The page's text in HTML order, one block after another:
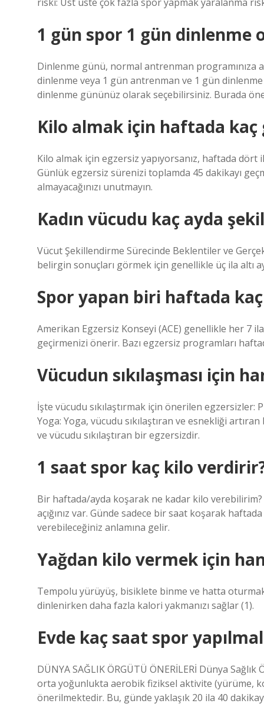
1 gün spor 1 gün dinlenme
Dinlenme günü, normal antrenman
dinlenme veya 1 gün antrenman ve 1 gün
dinlenme gününüz olarak seçebilirsiniz. Burada
Kilo almak için haftada kaç
Kilo almak için egzersiz yapıyorsanız, haftada dört
Günlük egzersiz sürenizi toplamda 45 dakikayı
almayacağınızı unutmayın.
Kadın vücudu kaç ayda
Vücut Şekillendirme Sürecinde Beklentiler ve
belirgin sonuçları görmek için genellikle üç ila altı
Spor yapan biri haftada
Amerikan Egzersiz Konseyi (ACE) genellikle her 7
geçirmenizi önerir. Bazı egzersiz programları
Vücudun sıkılaşması için
İşte vücudu sıkılaştırmak için önerilen egzersizler:
Yoga: Yoga, vücudu sıkılaştıran ve esnekliği
ve vücudu sıkılaştıran bir egzersizdir.
1 saat spor kaç kilo
Bir haftada/ayda koşarak ne kadar kilo
açığınız var. Günde sadece bir saat koşarak
verebileceğiniz anlamına gelir.
Yağdan kilo vermek için
Tempolu yürüyüş, bisiklete binme ve hatta
dinlenirken daha fazla kalori yakmanızı sağlar (1).
Evde kaç saat spor
DÜNYA SAĞLIK ÖRGÜTÜ ÖNERİLERİ Dünya
orta yoğunlukta aerobik fiziksel aktivite (yürüme,
önerilmektedir. Bu, günde yaklaşık 20 ila 40